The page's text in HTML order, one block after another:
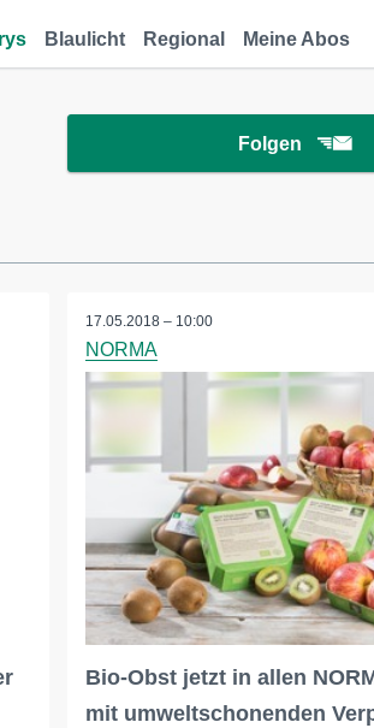
Blaulicht Regional Meine Abos
Folgen
17.05.2018 – 10:00
NORMA
Bio-Obst jetzt in allen
mit umweltschonenden